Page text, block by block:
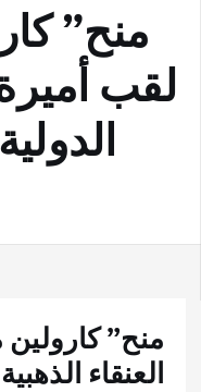
منح”
لقب أميرة
الدولية
منح”
العنقاء الذهبية